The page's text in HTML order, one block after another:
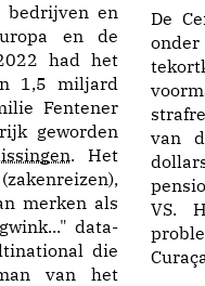
en de
had het
1,5 miljard
Fentener
geworden
. Het
merken als
data-
die
van het
De
van
VS.